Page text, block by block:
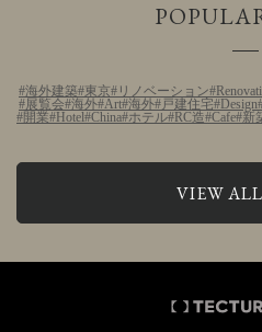
海外建築 東京 リノベーション
展覧会 海外 Art 海外 戸建住宅 Design
開業
Hotel China ホテル RC造 Cafe 新
VIEW